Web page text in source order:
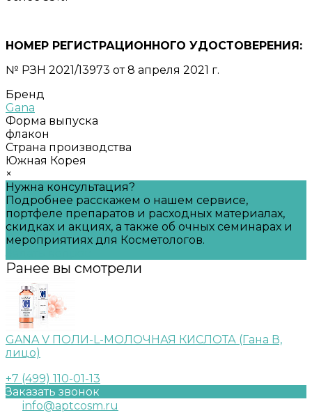
НОМЕР РЕГИСТРАЦИОННОГО УДОСТОВЕРЕНИЯ:
№ РЗН 2021/13973 от 8 апреля 2021 г.
Бренд
Gana
Форма выпуска
флакон
Страна производства
Южная Корея
×
Нужна консультация?
Подробнее расскажем о нашем сервисе,
портфеле препаратов и расходных материалах,
скидках и акциях, а также об очных семинарах и
мероприятиях для Косметологов.
Ранее вы смотрели
GANA V ПОЛИ-L-МОЛОЧНАЯ КИСЛОТА (Гана В,
лицо)
+7 (499) 110-01-13
Заказать звонок
info@aptcosm.ru